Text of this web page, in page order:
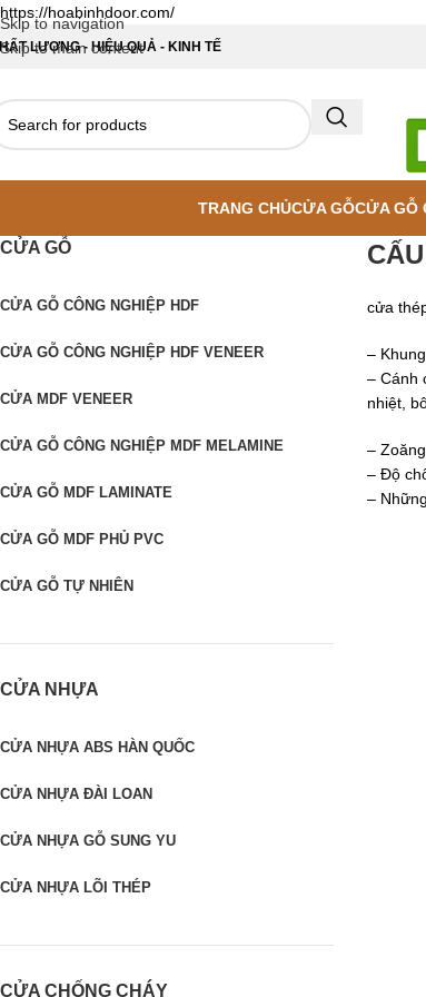
https://hoabinhdoor.com/
Skip to navigation
Skip to main content
LƯỢNG - HIỆU QUẢ - KINH TẾ
TRANG CHỦCỬA GỖCỬA GỖ
CỬA GỖ
CỬA GỖ CÔNG NGHIỆP HDF
CỬA GỖ CÔNG NGHIỆP HDF VENEER
CỬA MDF VENEER
CỬA GỖ CÔNG NGHIỆP MDF MELAMINE
CỬA GỖ MDF LAMINATE
CỬA GỖ MDF PHỦ PVC
CỬA GỖ TỰ NHIÊN
CỬA NHỰA
CỬA NHỰA ABS HÀN QUỐC
CỬA NHỰA ĐÀI LOAN
CỬA NHỰA GỖ SUNG YU
CỬA NHỰA LÕI THÉP
CỬA CHỐNG CHÁY
cửa
–
– Cánh
nhiệt,
–
– Độ
–